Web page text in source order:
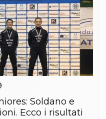
Soldano e
Ecco i risultati